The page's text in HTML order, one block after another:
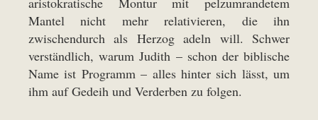
Mantel nicht mehr relativieren, die ihn
zwischendurch als Herzog adeln will. Schwer
verständlich, warum Judith – schon der biblische
Name ist Programm – alles hinter sich lässt, um
ihm auf Gedeih und Verderben zu folgen.